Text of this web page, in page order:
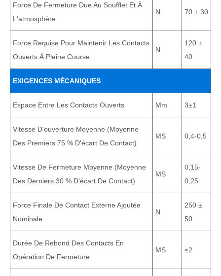
Force De Fermeture Due Au Soufflet Et À
L'atmosphère
N 70 ± 30
Force Requise Pour Maintenir Les Contacts
Ouverts À Pleine Course
N
120 ±
40
EXIGENCES MÉCANIQUES
Espace Entre Les Contacts Ouverts Mm 3±1
Vitesse D'ouverture Moyenne (moyenne
Des Premiers 75 % D'écart De Contact)
MS 0,4-0,5
Vitesse De Fermeture Moyenne (moyenne
Des Derniers 30 % D'écart De Contact)
MS
0,15-
0,25
Force Finale De Contact Externe Ajoutée
Nominale
N
250 ±
50
Durée De Rebond Des Contacts En
Opération De Fermeture
MS ≤2